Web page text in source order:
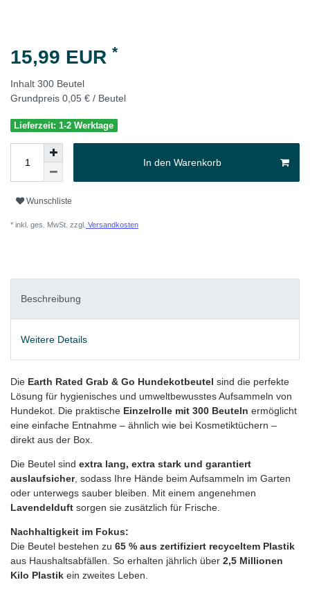
15,99 EUR *
Inhalt 300 Beutel
Grundpreis 0,05 € / Beutel
Lieferzeit: 1-2 Werktage
In den Warenkorb
Wunschliste
* inkl. ges. MwSt. zzgl. Versandkosten
Beschreibung
Weitere Details
Die Earth Rated Grab & Go Hundekotbeutel sind die perfekte
Lösung für hygienisches und umweltbewusstes Aufsammeln von
Hundekot. Die praktische Einzelrolle mit 300 Beuteln ermöglicht
eine einfache Entnahme – ähnlich wie bei Kosmetiktüchern –
direkt aus der Box.
Die Beutel sind extra lang, extra stark und garantiert
auslaufsicher, sodass Ihre Hände beim Aufsammeln im Garten
oder unterwegs sauber bleiben. Mit einem angenehmen
Lavendelduft sorgen sie zusätzlich für Frische.
Nachhaltigkeit im Fokus:
Die Beutel bestehen zu 65 % aus zertifiziert recyceltem Plastik
aus Haushaltsabfällen. So erhalten jährlich über 2,5 Millionen
Kilo Plastik ein zweites Leben.